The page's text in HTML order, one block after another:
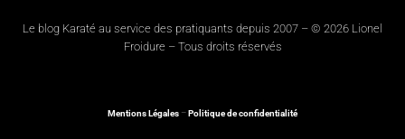
Le blog Karaté au service des pratiquants depuis 2007 – © 2026 Lionel
Froidure – Tous droits réservés
Mentions Légales –Politique de confidentialité